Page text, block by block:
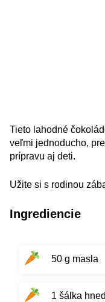
Tieto lahodné
veľmi jednoducho,
prípravu aj deti.
Užite si s rodinou
Ingrediencie
50 g masla
1 šálka